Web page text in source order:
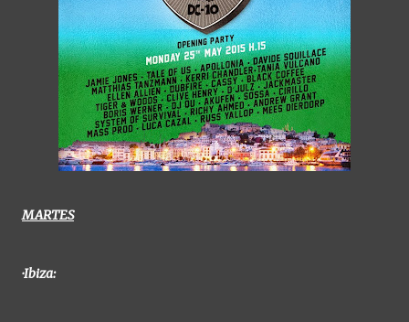
MARTES
·Ibiza: